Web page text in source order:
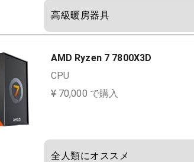
高級暖房器具
AMD Ryzen 7 7800X3D
CPU
¥ 70,000 で購入
全人類にオススメ